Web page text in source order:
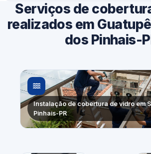
Serviços de
realizados em
dos Pinhais-
Instalação de cobertura de vidro em
Pinhais-PR